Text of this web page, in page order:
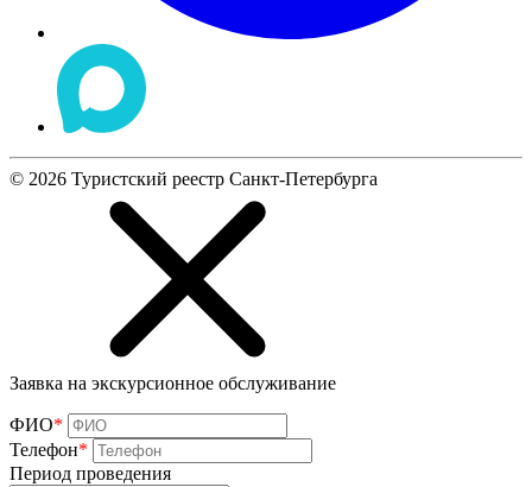
© 2026 Туристский реестр Санкт-Петербурга
Заявка на экскурсионное обслуживание
ФИО*
Телефон*
Период проведения